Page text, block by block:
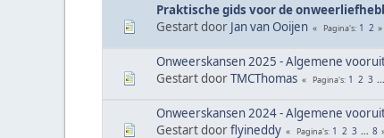
Praktische gids voor de
Gestart door Jan van Ooijen Pagina's 1 2
Onweerskansen 2025 - Algemene
Gestart doorTMCThomas Pagina's 1 2 3 ...
Onweerskansen 2024 - Algemene
Gestart doorflyineddy Pagina's 1 2 3 ... 8